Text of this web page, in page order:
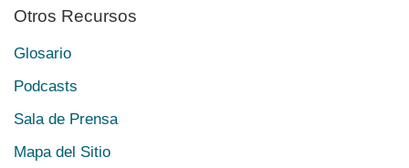
Otros Recursos
Glosario
Podcasts
Sala de Prensa
Mapa del Sitio